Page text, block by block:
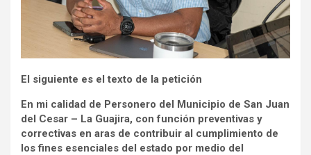
El siguiente es el texto de la petición
En mi calidad de Personero del Municipio de San Juan
del Cesar – La Guajira, con función preventivas y
correctivas en aras de contribuir al cumplimiento de
los fines esenciales del estado por medio del